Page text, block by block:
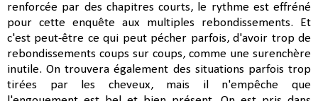
renforcée par des chapitres courts, le rythme est effréné
pour cette enquête aux multiples rebondissements. Et
c'est peut-être ce qui peut pécher parfois, d'avoir trop de
rebondissements coups sur coups, comme une surenchère
inutile. On trouvera également des situations parfois trop
tirées par les cheveux, mais il n'empêche que